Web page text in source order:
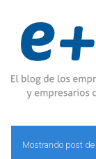
Mostrando post de